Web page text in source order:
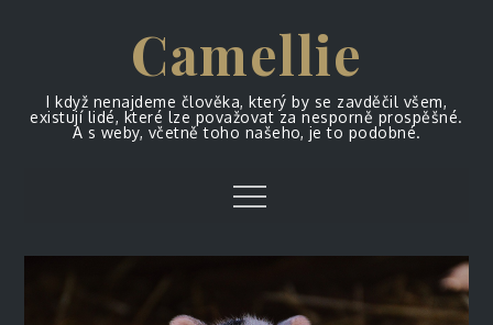
Camellie
I když nenajdeme člověka, který by se zavděčil všem,
existují lidé, které lze považovat za nesporně prospěšné.
A s weby, včetně toho našeho, je to podobné.
Menu